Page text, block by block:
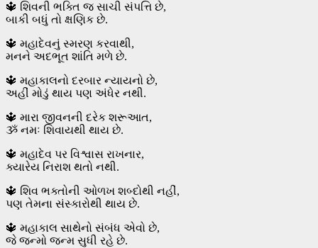
🔱 શિવની ભક્તિ જ સાચી સંપત્તિ છે,
બાકી બધું તો ક્ષણિક છે.
🔱 મહાદેવનું સ્મરણ કરવાથી,
મનને અદભૂત શાંતિ મળે છે.
🔱 મહાકાલનો દરબાર ન્યાયનો છે,
અહીં મોડું થાય પણ અંધેર નથી.
🔱 મારા જીવનની દરેક શરૂઆત,
ૐ નમઃ શિવાયથી થાય છે.
🔱 મહાદેવ પર વિશ્વાસ રાખનાર,
ક્યારેય નિરાશ થતો નથી.
🔱 શિવ ભક્તોની ઓળખ શબ્દોથી નહીં,
પણ તેમના સંસ્કારોથી થાય છે.
🔱 મહાકાલ સાથેનો સંબંધ એવો છે,
જે જન્મો જન્મ સુધી રહે છે.